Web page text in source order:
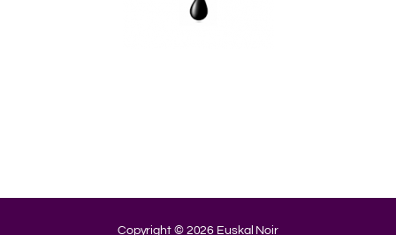
Copyright © 2026 Euskal Noir